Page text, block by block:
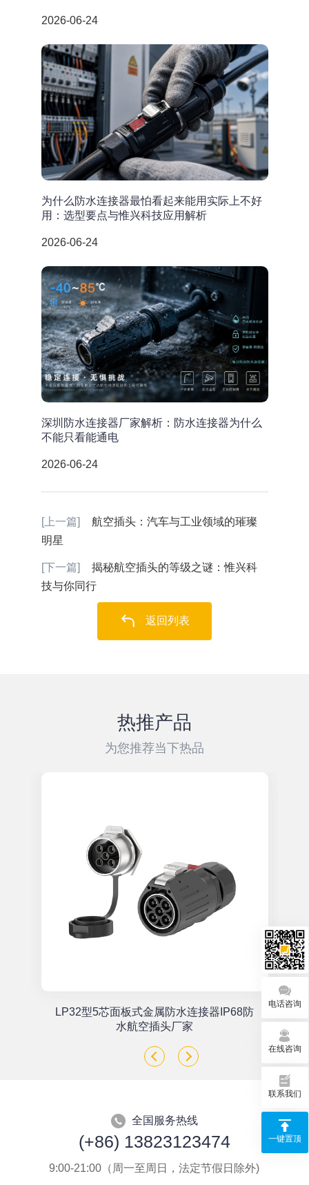
2026-06-24
为什么防水连接器最怕看起来能用实际上不好
用：选型要点与惟兴科技应用解析
2026-06-24
深圳防水连接器厂家解析：防水连接器为什么
不能只看能通电
2026-06-24
[上一篇]
航空插头：汽车与工业领域的璀璨
明星
[下一篇]
揭秘航空插头的等级之谜：惟兴科
技与你同行
返回列表
热推产品
为您推荐当下热品
LP32型5芯面板式金属防水连接器IP68防
水航空插头厂家
全国服务热线
(+86) 13823123474
9:00-21:00（周一至周日，法定节假日除外)
电话咨询
在线咨询
联系我们
一键置顶